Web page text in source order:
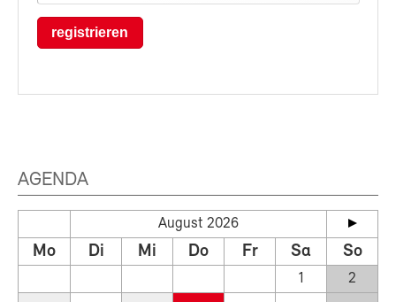
registrieren
AGENDA
August 2026
Mo Di Mi Do Fr Sa So
1
2